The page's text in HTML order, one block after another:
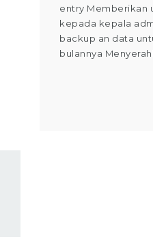
entry Memberikan
kepada kepala
backup an data
bulannya